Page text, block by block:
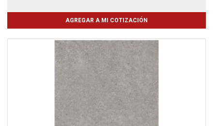
AGREGAR A MI COTIZACIÓN